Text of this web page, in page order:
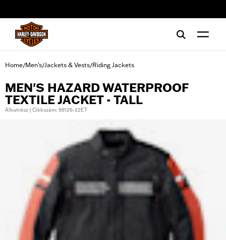
Home/Men's/Jackets & Vests/Riding Jackets
MEN'S HAZARD WATERPROOF
TEXTILE JACKET - TALL
Alkatrész | Cikkszám: 98126-22ET